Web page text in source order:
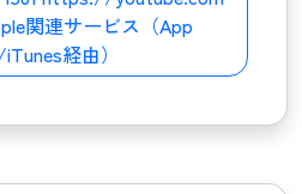
関連サービス（App
経由）